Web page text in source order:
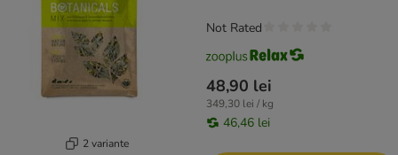
2 variante
48,90 lei
349,30 lei / kg
46,46 lei
Not Rated